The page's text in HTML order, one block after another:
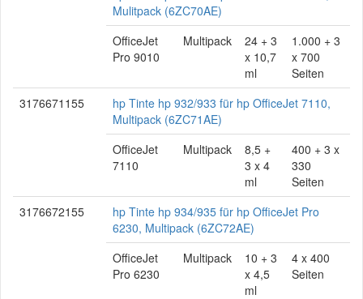
Mulitpack (6ZC70AE)
OfficeJet
Pro 9010
Multipack
24 + 3
x 10,7
ml
1.000 + 3
x 700
Seiten
3176671155
hp Tinte hp 932/933 für hp OfficeJet 7110,
Multipack (6ZC71AE)
OfficeJet
7110
Multipack
8,5 +
3 x 4
ml
400 + 3 x
330
Seiten
3176672155
hp Tinte hp 934/935 für hp OfficeJet Pro
6230, Multipack (6ZC72AE)
OfficeJet
Pro 6230
Multipack
10 + 3
x 4,5
ml
4 x 400
Seiten